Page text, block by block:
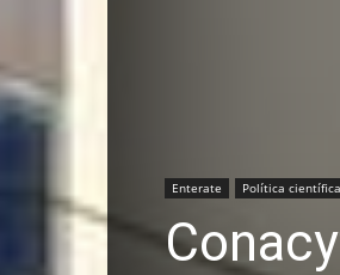
Enterate Política científica